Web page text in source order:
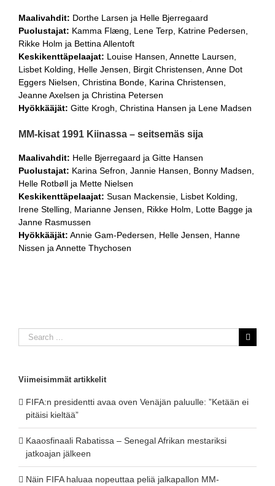
Maalivahdit: Dorthe Larsen ja Helle Bjerregaard
Puolustajat: Kamma Flæng, Lene Terp, Katrine Pedersen,
Rikke Holm ja Bettina Allentoft
Keskikenttäpelaajat: Louise Hansen, Annette Laursen,
Lisbet Kolding, Helle Jensen, Birgit Christensen, Anne Dot
Eggers Nielsen, Christina Bonde, Karina Christensen,
Jeanne Axelsen ja Christina Petersen
Hyökkääjät: Gitte Krogh, Christina Hansen ja Lene Madsen
MM-kisat 1991 Kiinassa – seitsemäs sija
Maalivahdit: Helle Bjerregaard ja Gitte Hansen
Puolustajat: Karina Sefron, Jannie Hansen, Bonny Madsen,
Helle Rotbøll ja Mette Nielsen
Keskikenttäpelaajat: Susan Mackensie, Lisbet Kolding,
Irene Stelling, Marianne Jensen, Rikke Holm, Lotte Bagge ja
Janne Rasmussen
Hyökkääjät: Annie Gam-Pedersen, Helle Jensen, Hanne
Nissen ja Annette Thychosen
Search
for:
Viimeisimmät artikkelit
FIFA:n presidentti avaa oven Venäjän paluulle: ”Ketään ei
pitäisi kieltää”
Kaaosfinaali Rabatissa – Senegal Afrikan mestariksi
jatkoajan jälkeen
Näin FIFA haluaa nopeuttaa peliä jalkapallon MM-